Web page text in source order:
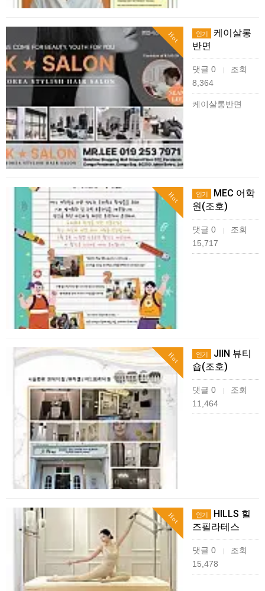
Hot 인기
케이살롱
반면
댓글 0 |
조회
8,364
케이살롱반면
Hot 인기
MEC 어학
원(조호)
댓글 0 |
조회
15,717
Hot 인기
JIIN 뷰티
숍(조호)
댓글 0 |
조회
11,464
Hot 인기
HILLS 힐
즈필라테스
댓글 0 |
조회
15,478